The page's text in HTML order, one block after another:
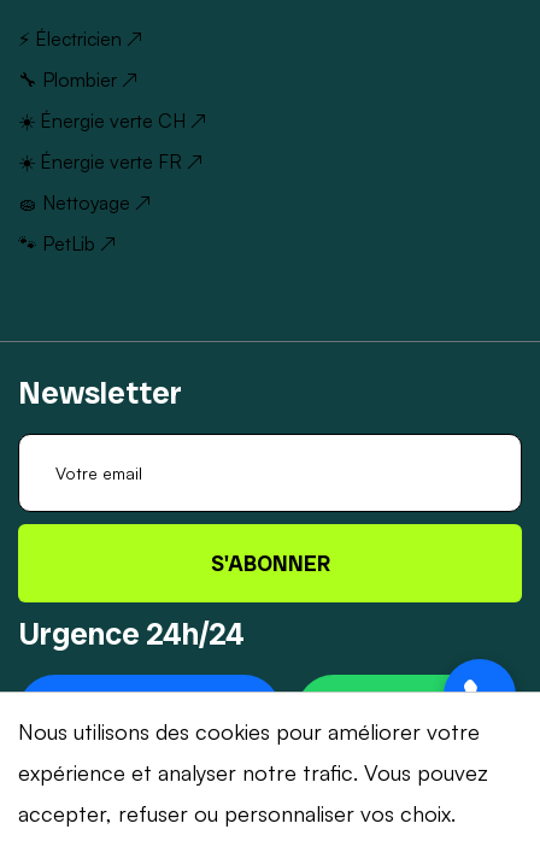
⚡ Électricien ↗
🔧 Plombier ↗
☀️ Énergie verte CH ↗
☀️ Énergie verte FR ↗
🧽 Nettoyage ↗
🐾 PetLib ↗
Newsletter
S'ABONNER
Urgence 24h/24
Nous utilisons des cookies pour améliorer votre
expérience et analyser notre trafic. Vous pouvez
accepter, refuser ou personnaliser vos choix.